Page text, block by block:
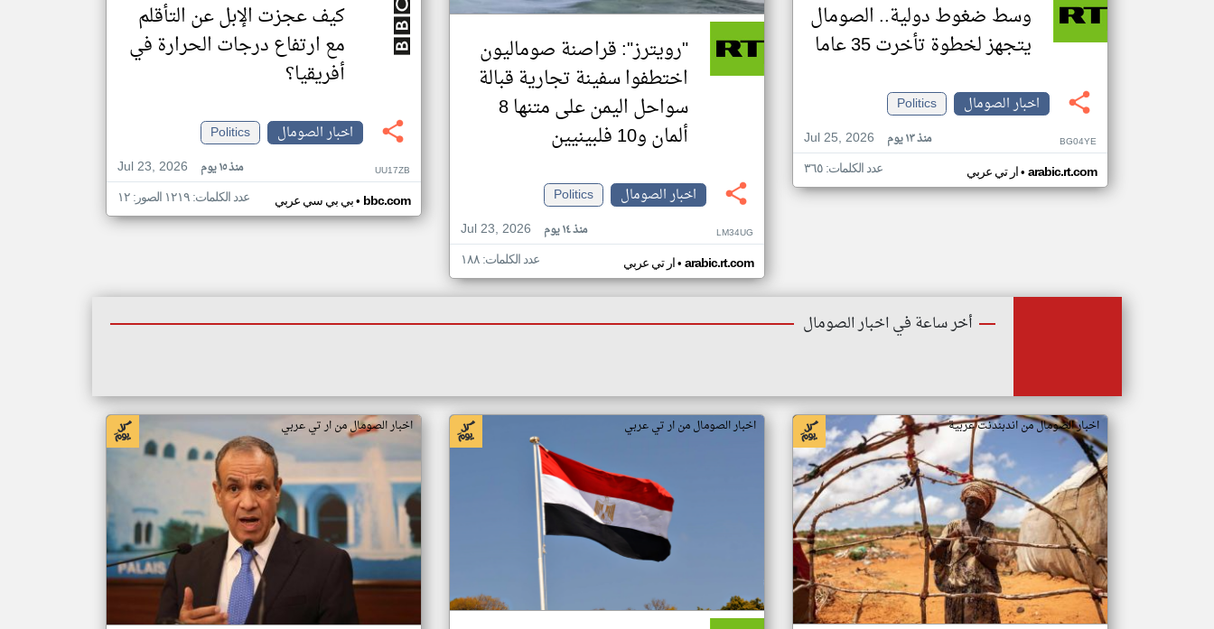
وسط ضغوط دولية.. الصومال
يتجهز لخطوة تأخرت 35 عاما
اخبار الصومال
Politics
Jul 25, 2026
منذ ١٣ يوم BG04YE
ار تي عربي• arabic.rt.com عدد الكلمات: ٣٦٥
"رويترز": قراصنة صوماليون
اختطفوا سفينة تجارية قبالة
سواحل اليمن على متنها 8
ألمان و10 فلبينيين
اخبار الصومال
Politics
Jul 23, 2026
منذ ١٤ يوم LM34UG
ار تي عربي• arabic.rt.com عدد الكلمات: ١٨٨
كيف عجزت الإبل عن التأقلم
مع ارتفاع درجات الحرارة في
أفريقيا؟
اخبار الصومال
Politics
Jul 23, 2026
منذ ١٥ يوم UU17ZB
بي بي سي عربي• bbc.com عدد الكلمات: ١٢١٩ الصور: ١٢
أخر ساعة في اخبار الصومال
اخبار الصومال من اندبندنت عربية اخبار الصومال من ار تي عربي اخبار الصومال من ار تي عربي